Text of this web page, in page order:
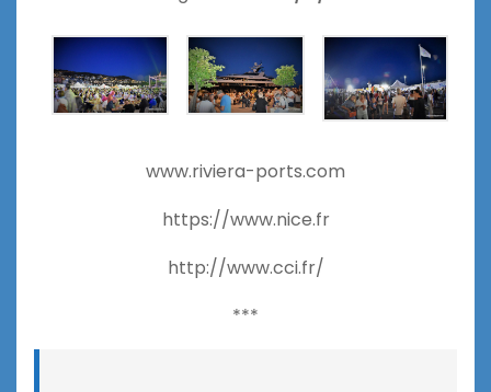
www.riviera-ports.com
https://www.nice.fr
http://www.cci.fr/
***